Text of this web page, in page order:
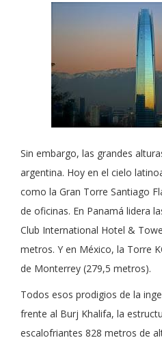
Sin embargo, las grandes
argentina. Hoy en el cielo
como la Gran Torre Santiago
de oficinas. En Panamá lidera
Club International Hotel &
metros. Y en México, la Torre
de Monterrey (279,5 metros).
Todos esos prodigios de la
frente al Burj Khalifa, la
escalofriantes 828 metros de